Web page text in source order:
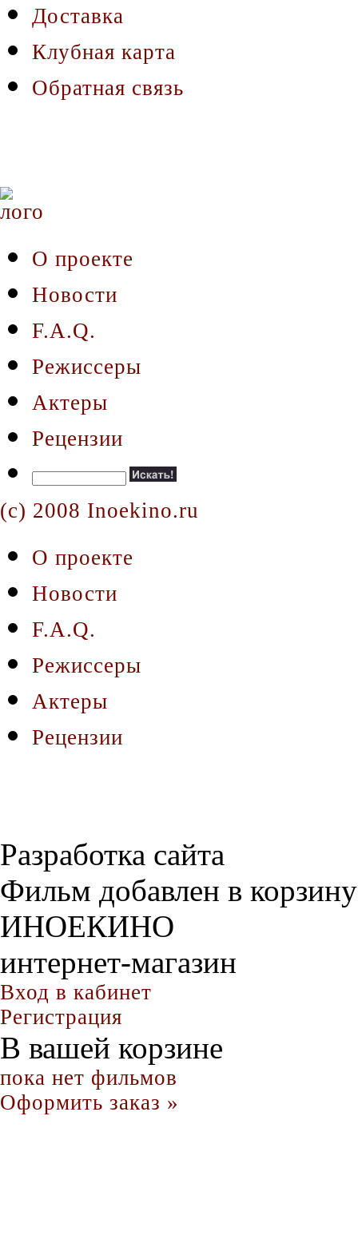
Доставка
Клубная карта
Обратная связь
О проекте
Новости
F.A.Q.
Режиссеры
Актеры
Рецензии
(c) 2008 Inoekino.ru
О проекте
Новости
F.A.Q.
Режиссеры
Актеры
Рецензии
Разработка сайта
Фильм добавлен в корзину
ИНОЕКИНО
интернет-магазин
Вход в кабинет
Регистрация
В вашей корзине
пока нет фильмов
Оформить заказ »